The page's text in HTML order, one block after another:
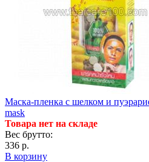
Маска-пленка с шелком и
mask
Товара нет на складе
Вес брутто:
336 р.
В корзину